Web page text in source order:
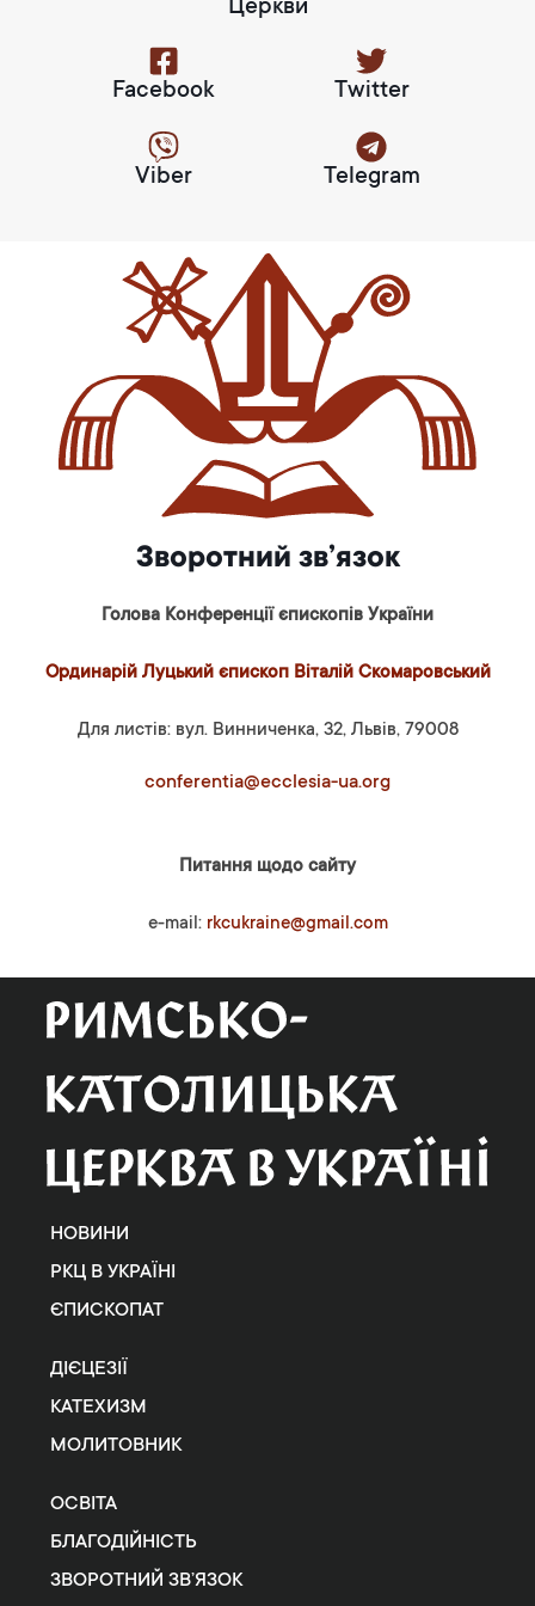
Церкви
Facebook Twitter
Viber Telegram
Зворотний зв’язок
Голова Конференції єпископів України
Ординарій Луцький єпископ Віталій Скомаровський
Для листів: вул. Винниченка, 32, Львів, 79008
conferentia@ecclesia-ua.org
Питання щодо сайту
e-mail: rkcukraine@gmail.com
НОВИНИ
РКЦ В УКРАЇНІ
ЄПИСКОПАТ
ДІЄЦЕЗІЇ
КАТЕХИЗМ
МОЛИТОВНИК
ОСВІТА
БЛАГОДІЙНІСТЬ
ЗВОРОТНИЙ ЗВ’ЯЗОК